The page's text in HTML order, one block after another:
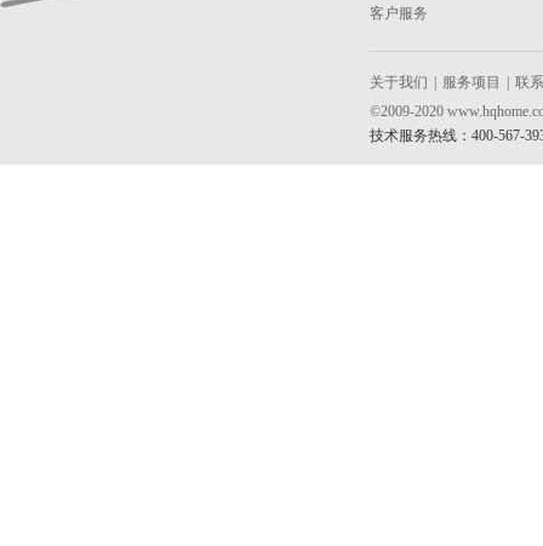
客户服务
关于我们 服务项目
联
©2009-2020
技术服务热线：400-567-